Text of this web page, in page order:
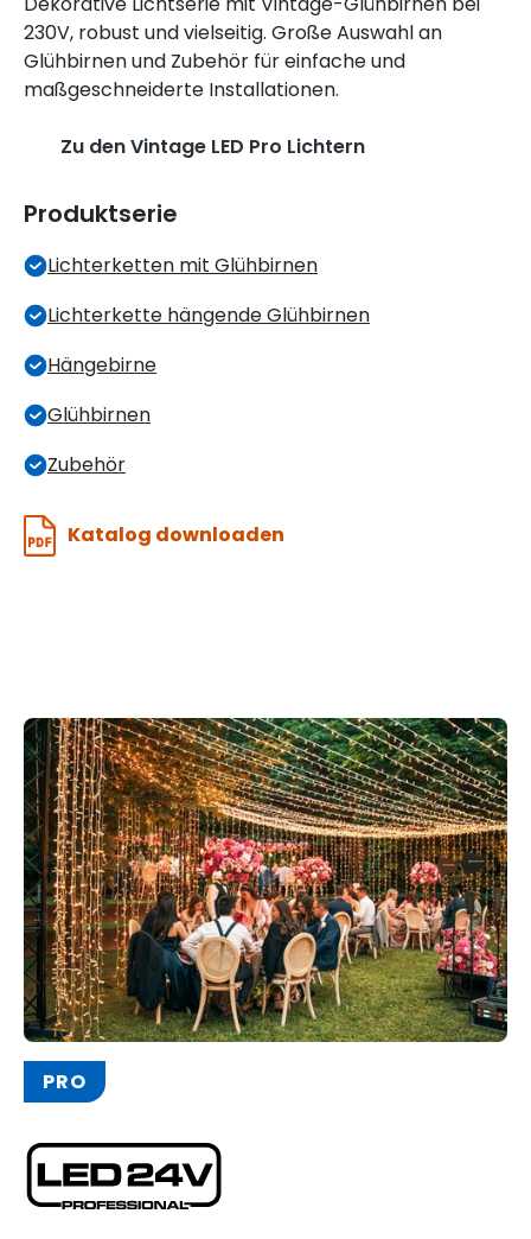
230V, robust und vielseitig. Große Auswahl an
Glühbirnen und Zubehör für einfache und
maßgeschneiderte Installationen.
Zu den Vintage LED Pro Lichtern
Produktserie
Lichterketten mit Glühbirnen
Lichterkette hängende Glühbirnen
Hängebirne
Glühbirnen
Zubehör
Katalog downloaden
PRO